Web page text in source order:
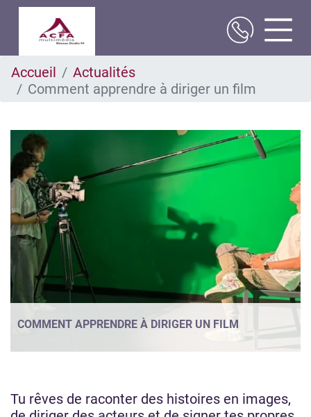
au
contenu
Accueil
Actualités
Comment apprendre à diriger un film
COMMENT APPRENDRE À DIRIGER UN FILM
Tu rêves de raconter des histoires en images,